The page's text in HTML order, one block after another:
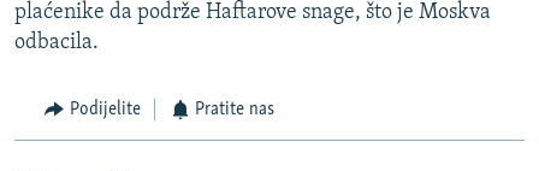
plaćenike da podrže Haftarove snage, što je Moskva
odbacila.
Podijelite Pratite nas